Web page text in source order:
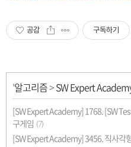
공감 구독하기
'알고리즘>SW Expert
[SW Expert Academy] 1768. [SW
구게임 (7)
[SW Expert Academy] 3456. 직사각